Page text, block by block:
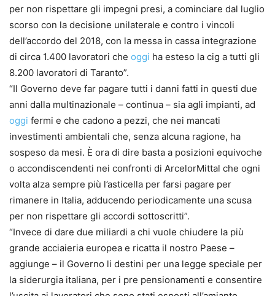
per non rispettare gli impegni presi, a cominciare dal luglio
scorso con la decisione unilaterale e contro i vincoli
dell’accordo del 2018, con la messa in cassa integrazione
di circa 1.400 lavoratori che oggi ha esteso la cig a tutti gli
8.200 lavoratori di Taranto”.
“Il Governo deve far pagare tutti i danni fatti in questi due
anni dalla multinazionale – continua – sia agli impianti, ad
oggi fermi e che cadono a pezzi, che nei mancati
investimenti ambientali che, senza alcuna ragione, ha
sospeso da mesi. È ora di dire basta a posizioni equivoche
o accondiscendenti nei confronti di ArcelorMittal che ogni
volta alza sempre più l’asticella per farsi pagare per
rimanere in Italia, adducendo periodicamente una scusa
per non rispettare gli accordi sottoscritti”.
“Invece di dare due miliardi a chi vuole chiudere la più
grande acciaieria europea e ricatta il nostro Paese –
aggiunge – il Governo li destini per una legge speciale per
la siderurgia italiana, per i pre pensionamenti e consentire